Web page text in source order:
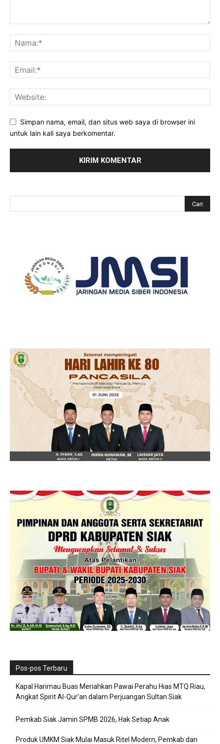
Simpan nama, email, dan situs web saya di browser ini
untuk lain kali saya berkomentar.
Pos-pos Terbaru
Kapal Harimau Buas Meriahkan Pawai Perahu Hias MTQ Riau,
Angkat Spirit Al-Qur’an dalam Perjuangan Sultan Siak
Pemkab Siak Jamin SPMB 2026, Hak Setiap Anak
Produk UMKM Siak Mulai Masuk Ritel Modern, Pemkab dan